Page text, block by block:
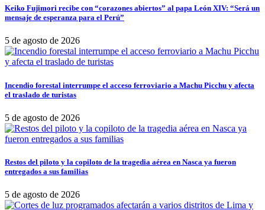
Keiko Fujimori recibe con “corazones abiertos” al papa León XIV: “Será un
mensaje de esperanza para el Perú”
5 de agosto de 2026
Incendio forestal interrumpe el acceso ferroviario a Machu Picchu y afecta
el traslado de turistas
5 de agosto de 2026
Restos del piloto y la copiloto de la tragedia aérea en Nasca ya fueron
entregados a sus familias
5 de agosto de 2026